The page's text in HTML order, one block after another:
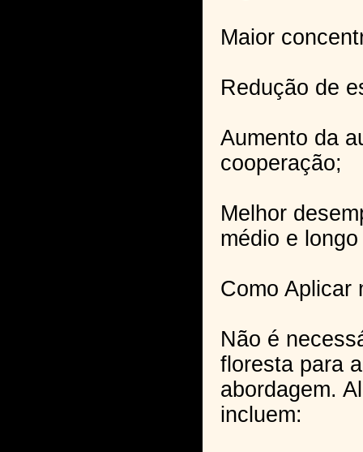
Maior
Redução de
Aumento da
cooperação;
Melhor
médio e
Como Aplicar
Não é
floresta para
abordagem.
incluem: